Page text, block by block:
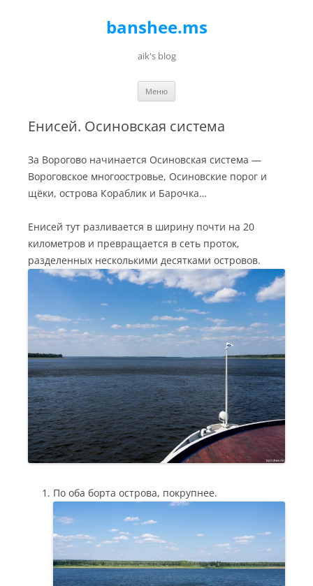
banshee.ms
aik's blog
Меню
Енисей. Осиновская система
За Ворогово начинается Осиновская система —
Вороговское многоостровье, Осиновские порог и
щёки, острова Кораблик и Барочка…
Енисей тут разливается в ширину почти на 20
километров и превращается в сеть проток,
разделенных несколькими десятками островов.
По оба борта острова, покрупнее.